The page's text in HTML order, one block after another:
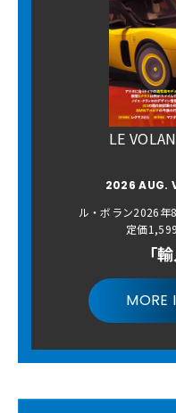
LE
2026 AUG.
ル・ボラン2026
定価
「
MORE